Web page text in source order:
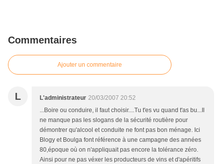
Commentaires
Ajouter un commentaire
L L'administrateur 20/03/2007 20:52
...Boire ou conduire, il faut choisir....Tu t'es vu quand t'as bu...Il
ne manque pas les slogans de la sécurité routière pour
démontrer qu'alcool et conduite ne font pas bon ménage. Ici
Blogy et Boulga font référence à une campagne des années
80,époque où on n'appliquait pas encore la tolérance zéro.
Ainsi pour ne pas véxer les producteurs de vins et d'apéritifs